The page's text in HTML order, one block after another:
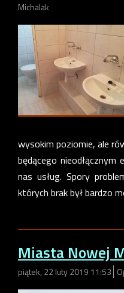
Michalak
wysokim poziomie, ale
będącego nieodłącznym
nas usług. Spory
których brak był bardzo
Miasta Nowej
piątek, 22 luty 2019 11:53